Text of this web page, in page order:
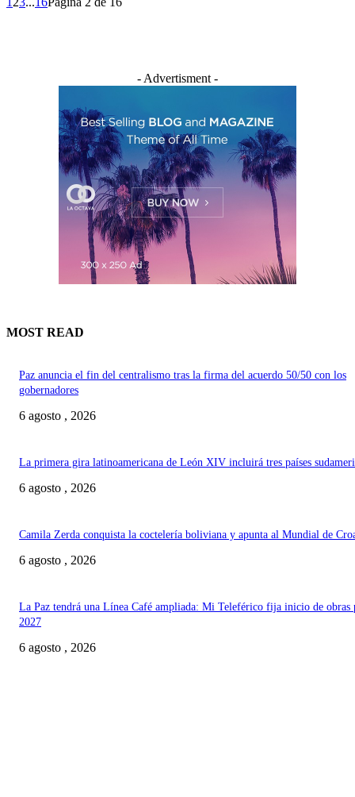
- Advertisment -
MOST READ
Paz anuncia el fin del centralismo tras la firma del acuerdo 50/50 con los
gobernadores
6 agosto , 2026
La primera gira latinoamericana de León XIV incluirá tres países
6 agosto , 2026
Camila Zerda conquista la coctelería boliviana y apunta al Mundial de
6 agosto , 2026
La Paz tendrá una Línea Café ampliada: Mi Teleférico fija inicio de obras
2027
6 agosto , 2026